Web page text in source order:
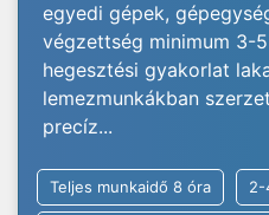
egyedi gépek,
végzettség minimum 3-
hegesztési gyakorlat
lemezmunkákban
precíz...
Teljes munkaidő 8 óra 2-